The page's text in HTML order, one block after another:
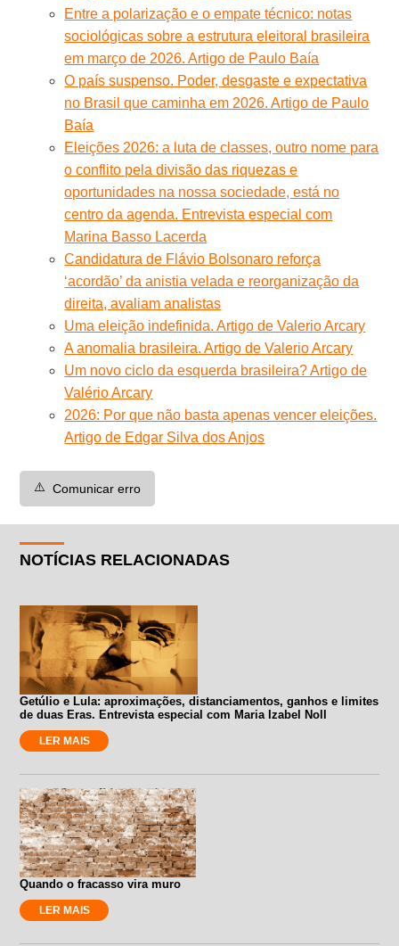
Entre a polarização e o empate técnico: notas
sociológicas sobre a estrutura eleitoral brasileira
em março de 2026. Artigo de Paulo Baía
O país suspenso. Poder, desgaste e expectativa
no Brasil que caminha em 2026. Artigo de Paulo
Baía
Eleições 2026: a luta de classes, outro nome para
o conflito pela divisão das riquezas e
oportunidades na nossa sociedade, está no
centro da agenda. Entrevista especial com
Marina Basso Lacerda
Candidatura de Flávio Bolsonaro reforça
‘acordão’ da anistia velada e reorganização da
direita, avaliam analistas
Uma eleição indefinida. Artigo de Valerio Arcary
A anomalia brasileira. Artigo de Valerio Arcary
Um novo ciclo da esquerda brasileira? Artigo de
Valério Arcary
2026: Por que não basta apenas vencer eleições.
Artigo de Edgar Silva dos Anjos
⚠️ Comunicar erro
NOTÍCIAS RELACIONADAS
Getúlio e Lula: aproximações, distanciamentos, ganhos e limites
de duas Eras. Entrevista especial com Maria Izabel Noll
LER MAIS
Quando o fracasso vira muro
LER MAIS